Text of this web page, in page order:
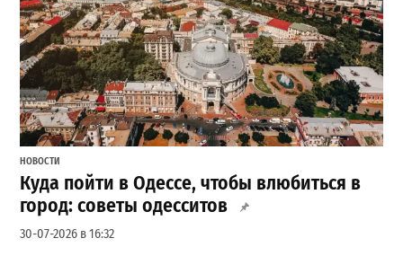
НОВОСТИ
Куда пойти в Одессе, чтобы влюбиться в
город: советы одесситов
30-07-2026 в 16:32